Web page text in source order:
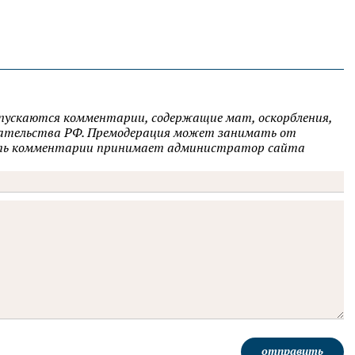
комментарии, содержащие мат, оскорбления,
РФ. Премодерация может занимать от
комментарии принимает администратор сайта
отправить